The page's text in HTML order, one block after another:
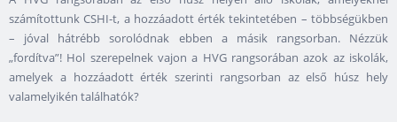
számítottunk CSHI-t, a hozzáadott érték tekintetében – többségükben
– jóval hátrébb sorolódnak ebben a másik rangsorban. Nézzük
„fordítva”! Hol szerepelnek vajon a HVG rangsorában azok az iskolák,
amelyek a hozzáadott érték szerinti rangsorban az első húsz hely
valamelyikén találhatók?